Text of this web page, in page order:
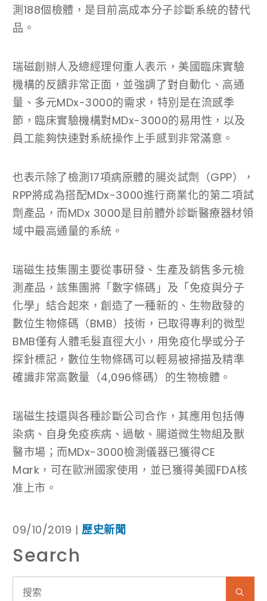
測188個檢體，是目前高成本分子診斷系統的替代
品。
瑞磁創辦人及總經理何重人表示，美國臨床實驗
機構的反饋非常正面，並強調了對自動化、高通
量、多元MDx-3000的需求，特別是在流感季
節，臨床實驗機構對MDx-3000的易用性，以及
員工能夠快速對系統操作上手感到非常滿意。
也表示除了檢測17項病原體的腸炎試劑（GPP），
RPP將成為搭配MDx-3000進行商業化的第二項試
劑產品，而MDx 3000是目前體外診斷醫療器材領
域中最高通量的系統。
瑞磁生技集團主要從事研發、生產及銷售多元檢
測產品，該集團將「數字條碼」及「免疫與分子
化學」結合起來，創造了一種新的、生物啟發的
數位生物條碼（BMB）技術，已取得專利的微型
BMB僅有人體毛髮直徑大小，用免疫化學或分子
探針標記，數位生物條碼可以輕易被掃描及精準
確識非常高數量（4,096條碼）的生物檢體。
瑞磁生技還與各種診斷公司合作，其應用包括傳
染病、自身免疫疾病、過敏、腸道微生物組及獸
醫市場；而MDx-3000檢測儀器已獲得CE
Mark，可在歐洲國家使用，並已獲得美國FDA核
准上市。
09/10/2019 |歷史新聞
Search